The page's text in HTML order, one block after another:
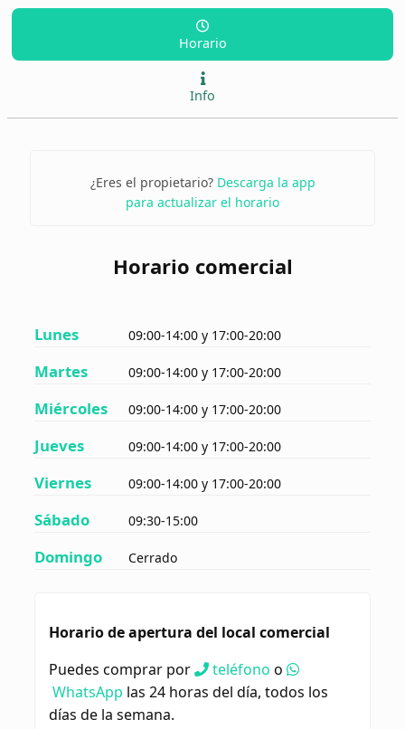
Horario
Info
¿Eres el propietario? Descarga la app
para actualizar el horario
Horario comercial
Lunes 09:00-14:00 y 17:00-20:00
Martes 09:00-14:00 y 17:00-20:00
Miércoles 09:00-14:00 y 17:00-20:00
Jueves 09:00-14:00 y 17:00-20:00
Viernes 09:00-14:00 y 17:00-20:00
Sábado 09:30-15:00
Domingo Cerrado
Horario de apertura del local comercial
Puedes comprar por
teléfono o
WhatsApp las 24 horas del día, todos los
días de la semana.